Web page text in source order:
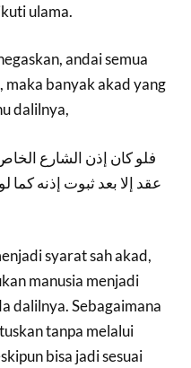
ulama.
andai semua
banyak akad yang
dalilnya,
فلو كان إذن الشارع
عقد إلا بعد ثبوت إذنه كما
syarat sah akad,
manusia menjadi
dalilnya. Sebagaimana
tanpa melalui
bisa jadi sesuai